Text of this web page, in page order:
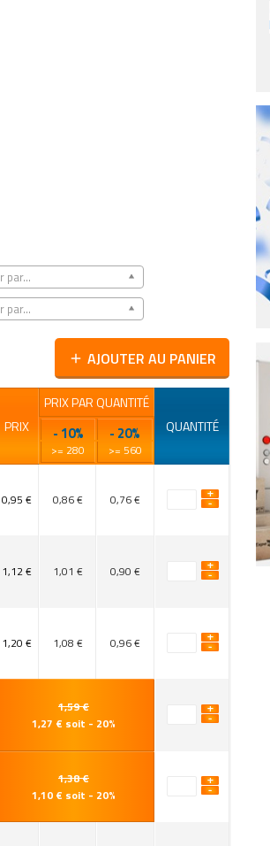
par...
par...
add AJOUTER AU PANIER
PRIX
PRIX PAR QUANTITÉ
- 10% - 20%
>= 280 >= 560
QUANTITÉ
0,95 € 0,86 € 0,76 €
1,12 € 1,01 € 0,90 €
1,20 € 1,08 € 0,96 €
1,59 €
1,27 € soit - 20%
1,38 €
1,10 € soit - 20%